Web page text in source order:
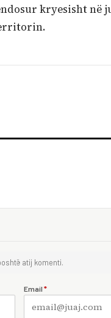
kryesisht në
atij komenti.
Email *